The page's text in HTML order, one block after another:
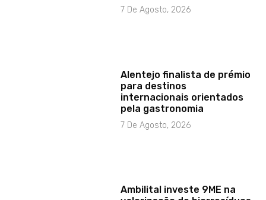
7 De Agosto, 2026
Alentejo finalista de prémio
para destinos
internacionais orientados
pela gastronomia
7 De Agosto, 2026
Ambilital investe 9ME na